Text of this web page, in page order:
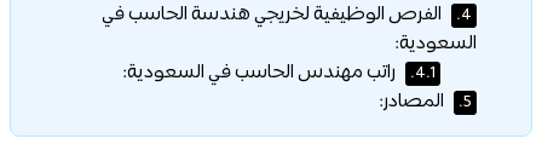
4.
الفرص الوظيفية لخريجي هندسة الحاسب في
السعودية:
4.1. راتب مهندس الحاسب في السعودية:
5. المصادر: